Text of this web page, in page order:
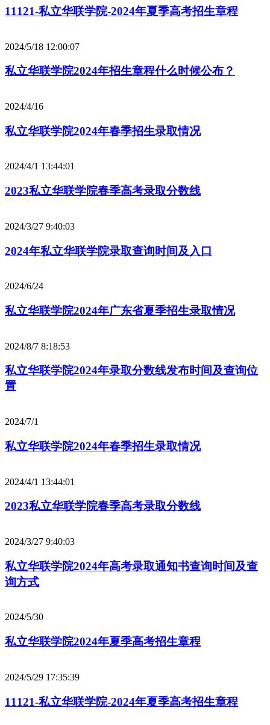
11121-私立华联学院-2024年夏季高考招生章程
2024/5/18 12:00:07
私立华联学院2024年招生章程什么时候公布？
2024/4/16
私立华联学院2024年春季招生录取情况
2024/4/1 13:44:01
2023私立华联学院春季高考录取分数线
2024/3/27 9:40:03
2024年私立华联学院录取查询时间及入口
2024/6/24
私立华联学院2024年广东省夏季招生录取情况
2024/8/7 8:18:53
私立华联学院2024年录取分数线发布时间及查询位
置
2024/7/1
私立华联学院2024年春季招生录取情况
2024/4/1 13:44:01
2023私立华联学院春季高考录取分数线
2024/3/27 9:40:03
私立华联学院2024年高考录取通知书查询时间及查
询方式
2024/5/30
私立华联学院2024年夏季高考招生章程
2024/5/29 17:35:39
11121-私立华联学院-2024年夏季高考招生章程